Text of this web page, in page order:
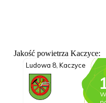
Jakość powietrza Kaczyce: